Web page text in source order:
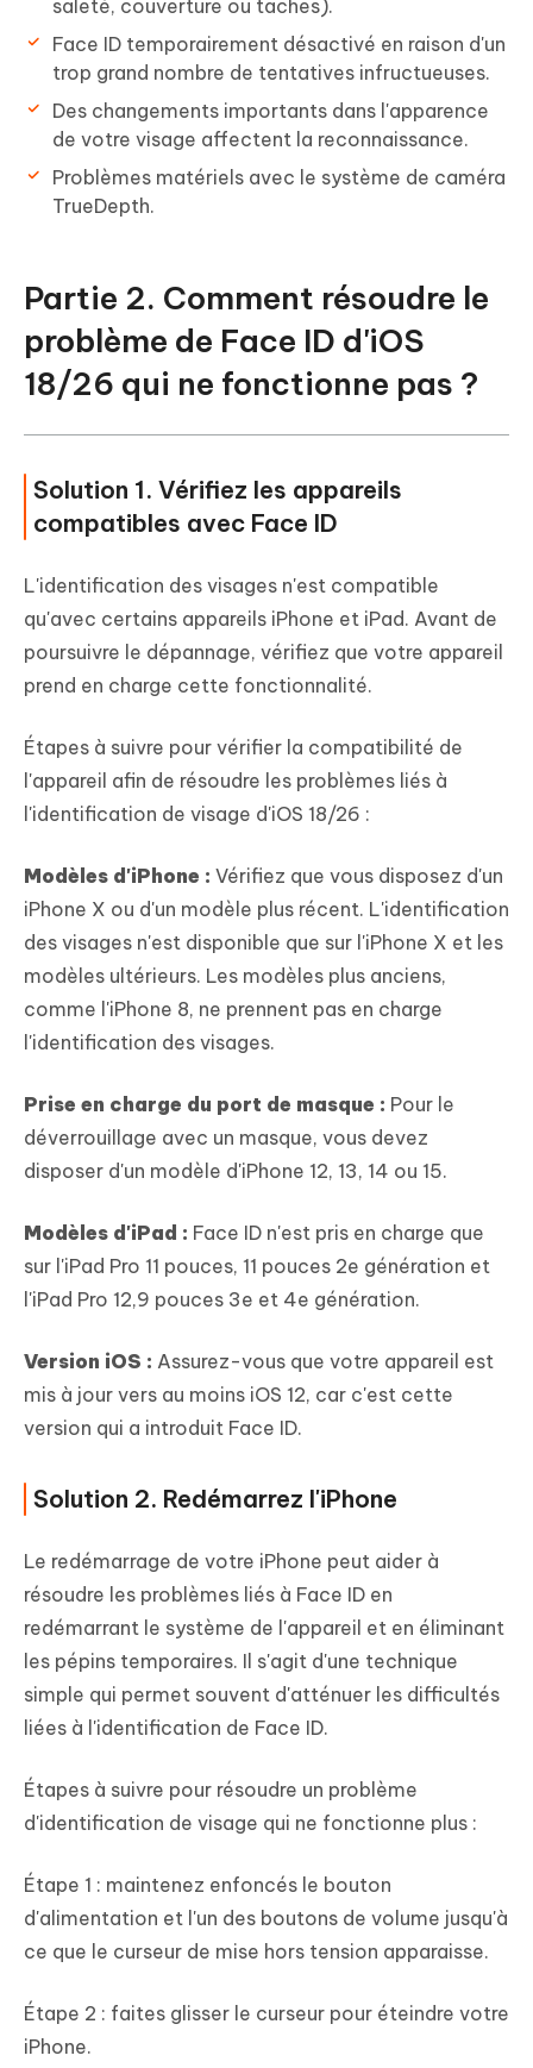
saleté, couverture ou taches).
Face ID temporairement désactivé en raison d'un
trop grand nombre de tentatives infructueuses.
Des changements importants dans l'apparence
de votre visage affectent la reconnaissance.
Problèmes matériels avec le système de caméra
TrueDepth.
Partie 2. Comment résoudre le
problème de Face ID d'iOS
18/26 qui ne fonctionne pas ?
Solution 1. Vérifiez les appareils
compatibles avec Face ID
L'identification des visages n'est compatible
qu'avec certains appareils iPhone et iPad. Avant de
poursuivre le dépannage, vérifiez que votre appareil
prend en charge cette fonctionnalité.
Étapes à suivre pour vérifier la compatibilité de
l'appareil afin de résoudre les problèmes liés à
l'identification de visage d'iOS 18/26 :
Modèles d'iPhone : Vérifiez que vous disposez d'un
iPhone X ou d'un modèle plus récent. L'identification
des visages n'est disponible que sur l'iPhone X et les
modèles ultérieurs. Les modèles plus anciens,
comme l'iPhone 8, ne prennent pas en charge
l'identification des visages.
Prise en charge du port de masque : Pour le
déverrouillage avec un masque, vous devez
disposer d'un modèle d'iPhone 12, 13, 14 ou 15.
Modèles d'iPad : Face ID n'est pris en charge que
sur l'iPad Pro 11 pouces, 11 pouces 2e génération et
l'iPad Pro 12,9 pouces 3e et 4e génération.
Version iOS : Assurez-vous que votre appareil est
mis à jour vers au moins iOS 12, car c'est cette
version qui a introduit Face ID.
Solution 2. Redémarrez l'iPhone
Le redémarrage de votre iPhone peut aider à
résoudre les problèmes liés à Face ID en
redémarrant le système de l'appareil et en éliminant
les pépins temporaires. Il s'agit d'une technique
simple qui permet souvent d'atténuer les difficultés
liées à l'identification de Face ID.
Étapes à suivre pour résoudre un problème
d'identification de visage qui ne fonctionne plus :
Étape 1 : maintenez enfoncés le bouton
d'alimentation et l'un des boutons de volume jusqu'à
ce que le curseur de mise hors tension apparaisse.
Étape 2 : faites glisser le curseur pour éteindre votre
iPhone.